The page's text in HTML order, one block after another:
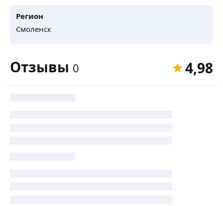
Регион
Смоленск
Отзывы 0 4,98